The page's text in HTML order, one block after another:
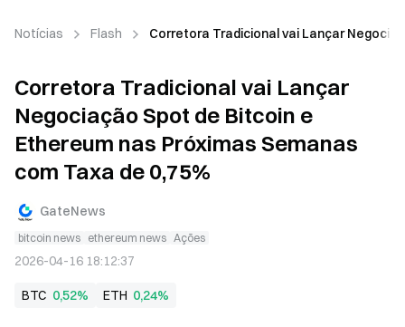
Notícias Flash Corretora Tradicional vai Lançar
Corretora Tradicional vai Lançar
Negociação Spot de Bitcoin e
Ethereum nas Próximas Semanas
com Taxa de 0,75%
GateNews
bitcoin news ethereum news Ações
2026-04-16 18:12:37
BTC 0,52% ETH 0,24%